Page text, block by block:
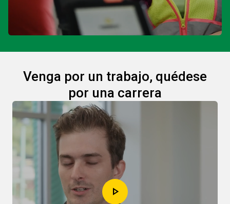
Venga por un trabajo, quédese
por una carrera
play_arrow